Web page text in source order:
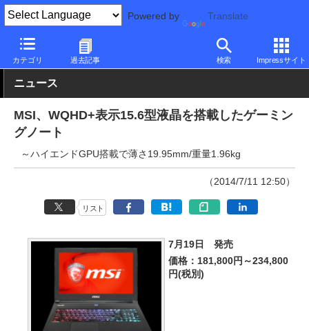
Powered by Translate
カテゴリ 過去記事 検索 Impressサイト
PC Watch パソコン/タブレット/スマートフォン ゲーミングノー
ニュース
MSI、WQHD+表示15.6型液晶を搭載したゲーミン
グノート
～ハイエンドGPU搭載で薄さ19.95mm/重量1.96kg
（2014/7/11 12:50）
リスト
7月19日 発売
価格：181,800円～234,800
円(税別)